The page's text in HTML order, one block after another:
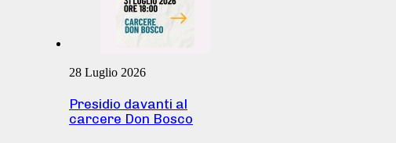
28 Luglio 2026
Presidio davanti al
carcere Don Bosco